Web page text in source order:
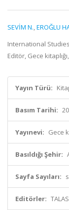
SEVİM N.,EROĞLU
International Studies
Editör, Gece
Yayın Türü:
Basım Tarihi:
Yayınevi: Gece
Basıldığı Şehir:
Sayfa Sayıları:
Editörler: